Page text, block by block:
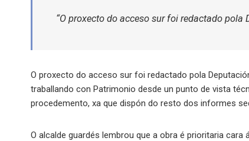
“O proxecto do acceso sur foi redactado
O proxecto do acceso sur foi redactado pola
traballando con Patrimonio desde un punto de vista
procedemento, xa que dispón do resto dos informes
O alcalde guardés lembrou que a obra é prioritaria